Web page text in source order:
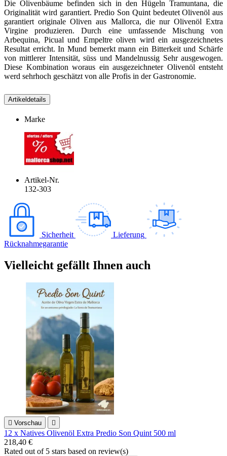
Die Olivenbäume befinden sich in den Hügeln Tramuntana, die
Originalität wird garantiert. Predio Son Quint bedeutet Olivenöl aus
garantiert originale Oliven aus Mallorca, die nur Olivenöl Extra
Virgine produzieren. Durch eine umfassende Mischung von
Arbequina, Picual und Empeltre oliven wird ein ausgezeichnetes
Resultat erricht. In Mund bemerkt mann ein Bitterkeit und Schärfe
von mittlerer Intensität, süss und Mandelnussig Sehr ausgewogen.
Diese Kombination woraus ein ausgezeichneter Olivenöl entsteht
werd sehrhoch geschätzt von alle Profis in der Gastronomie.
Artikeldetails
Marke
Artikel-Nr.
132-303
Sicherheit
Lieferung
Rücknahmegarantie
Vielleicht gefällt Ihnen auch
 Vorschau 
12 x Natives Olivenöl Extra Predio Son Quint 500 ml
218,40 €
Rated out of 5 stars based on review(s)